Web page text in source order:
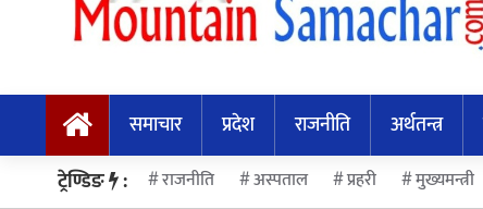
समाचार
प्रदेश
राजनीति
अर्थतन्त्र
समाचार प्रदेश राजनीति अर्थतन्त्र
ट्रेण्डिङ : राजनीति अस्पताल प्रहरी मुख्यमन्त्री